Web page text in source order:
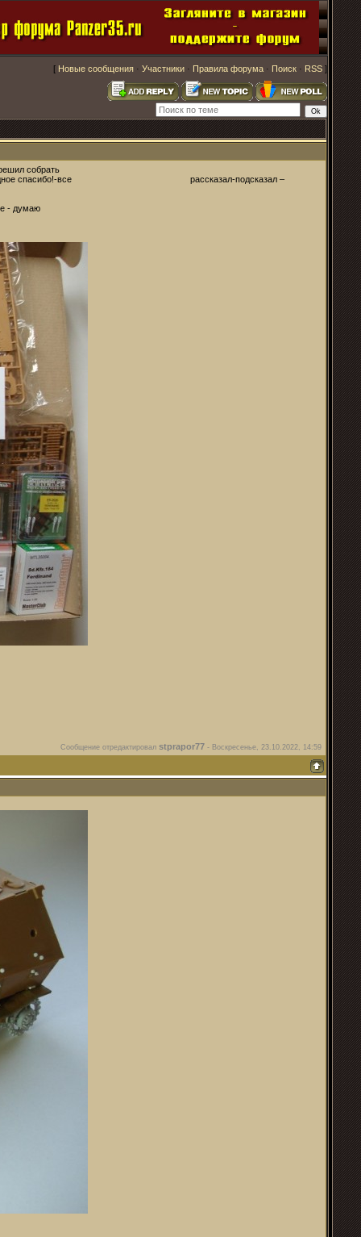
[ Новые сообщения · Участники · Правила форума · Поиск · RSS ]
собрать
ему аграмадное спасибо!-все рассказал-подсказал –
- думаю
Сообщение отредактировал stprapor77 - Воскресенье, 23.10.2022, 14:59